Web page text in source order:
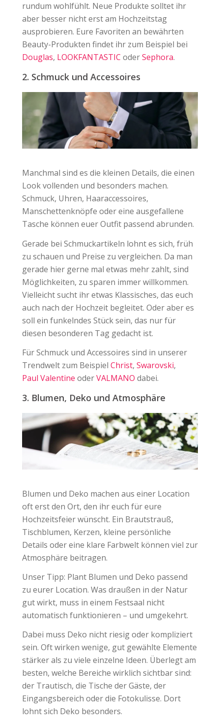
rundum wohlfühlt. Neue Produkte solltet ihr
aber besser nicht erst am Hochzeitstag
ausprobieren. Eure Favoriten an bewährten
Beauty-Produkten findet ihr zum Beispiel bei
Douglas, LOOKFANTASTIC oderSephora.
2. Schmuck und Accessoires
Manchmal sind es die kleinen Details, die einen
Look vollenden und besonders machen.
Schmuck, Uhren, Haaraccessoires,
Manschettenknöpfe oder eine ausgefallene
Tasche können euer Outfit passend abrunden.
Gerade bei Schmuckartikeln lohnt es sich, früh
zu schauen und Preise zu vergleichen. Da man
gerade hier gerne mal etwas mehr zahlt, sind
Möglichkeiten, zu sparen immer willkommen.
Vielleicht sucht ihr etwas Klassisches, das euch
auch nach der Hochzeit begleitet. Oder aber es
soll ein funkelndes Stück sein, das nur für
diesen besonderen Tag gedacht ist.
Für Schmuck und Accessoires sind in unserer
Trendwelt zum Beispiel Christ, Swarovski,
Paul Valentine oderVALMANO dabei.
3. Blumen, Deko und Atmosphäre
Blumen und Deko machen aus einer Location
oft erst den Ort, den ihr euch für eure
Hochzeitsfeier wünscht. Ein Brautstrauß,
Tischblumen, Kerzen, kleine persönliche
Details oder eine klare Farbwelt können viel zur
Atmosphäre beitragen.
Unser Tipp: Plant Blumen und Deko passend
zu eurer Location. Was draußen in der Natur
gut wirkt, muss in einem Festsaal nicht
automatisch funktionieren – und umgekehrt.
Dabei muss Deko nicht riesig oder kompliziert
sein. Oft wirken wenige, gut gewählte Elemente
stärker als zu viele einzelne Ideen. Überlegt am
besten, welche Bereiche wirklich sichtbar sind:
der Trautisch, die Tische der Gäste, der
Eingangsbereich oder die Fotokulisse. Dort
lohnt sich Deko besonders.